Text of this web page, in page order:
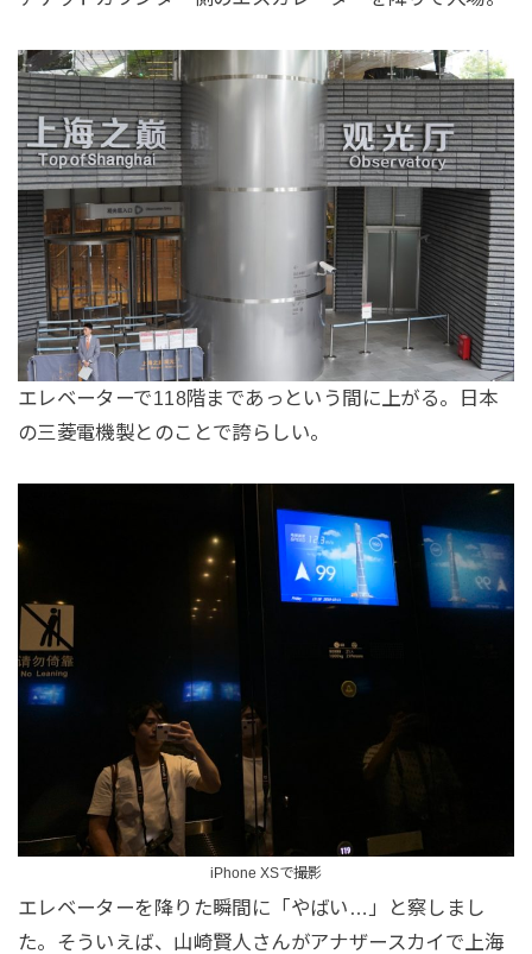
エレベーターで118階まであっという間に上がる。日本
の三菱電機製とのことで誇らしい。
iPhone XSで撮影
エレベーターを降りた瞬間に「やばい…」と察しまし
た。そういえば、山崎賢人さんがアナザースカイで上海